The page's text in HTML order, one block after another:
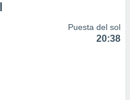
Puesta del sol
20:38